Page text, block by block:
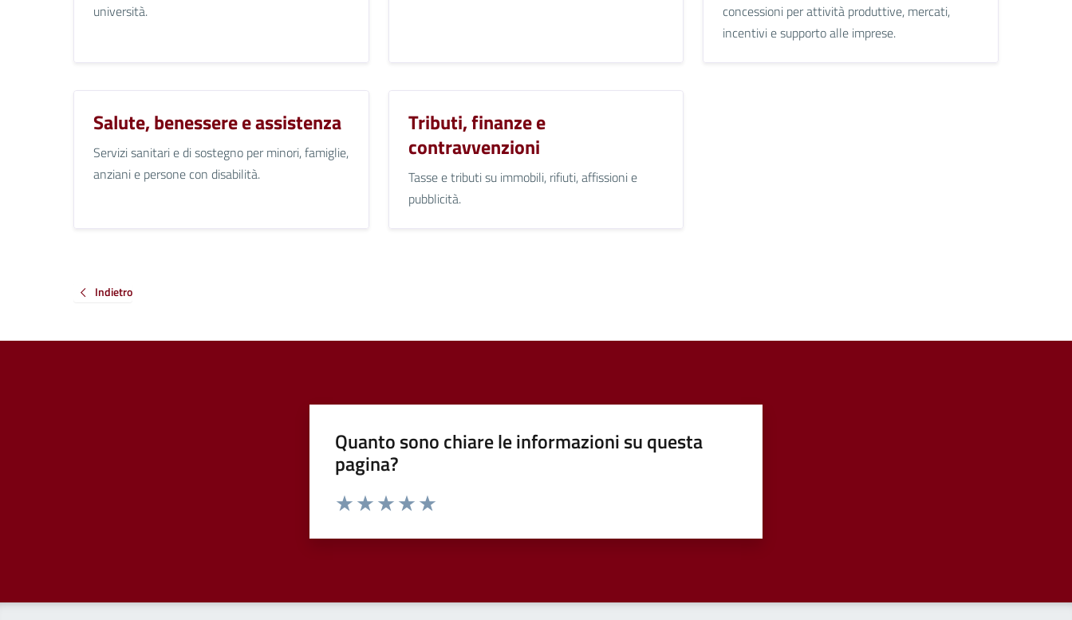
università.
concessioni per attività produttive, mercati,
incentivi e supporto alle imprese.
Salute, benessere e assistenza
Servizi sanitari e di sostegno per minori, famiglie,
anziani e persone con disabilità.
Tributi, finanze e
contravvenzioni
Tasse e tributi su immobili, rifiuti, affissioni e
pubblicità.
Indietro
Quanto sono chiare le informazioni su questa
pagina?
Valuta da 1 a 5 stelle la pagina